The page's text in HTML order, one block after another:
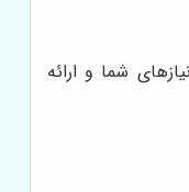
شما و ارائه